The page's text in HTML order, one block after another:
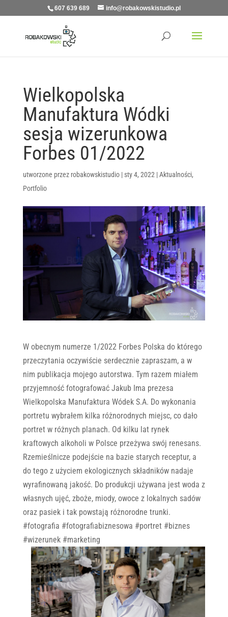
607 639 689 info@robakowskistudio.pl
Wielkopolska
Manufaktura Wódki
sesja wizerunkowa
Forbes 01/2022
utworzone przez robakowskistudio| sty 4, 2022 |Aktualności,
Portfolio
W obecnym numerze 1/2022 Forbes Polska do którego
przeczytania oczywiście serdecznie zapraszam, a w
nim publikacja mojego autorstwa. Tym razem miałem
przyjemność fotografować Jakub Ima prezesa
Wielkopolska Manufaktura Wódek S.A. Do wykonania
portretu wybrałem kilka różnorodnych miejsc, co dało
portret w różnych planach. Od kilku lat rynek
kraftowych alkoholi w Polsce przeżywa swój renesans.
Rzemieślnicze podejście na bazie starych receptur, a
do tego z użyciem ekologicznych składników nadaje
wyrafinowaną jakość. Do produkcji używana jest woda z
własnych ujęć, zboże, miody, owoce z lokalnych sadów
oraz pasiek i tak powstają różnorodne trunki.
#fotografia #fotografiabiznesowa #portret #biznes
#wizerunek #marketing